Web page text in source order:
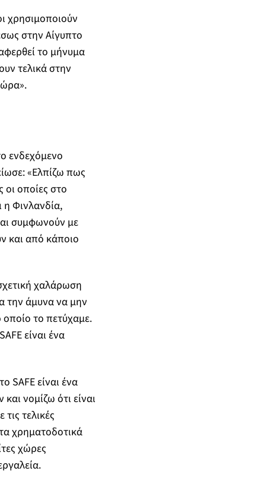
χρησιμοποιούν
στην Αίγυπτο
το μήνυμα
τελικά στην
ενδεχόμενο
«Ελπίζω πως
οι οποίες στο
Φινλανδία,
συμφωνούν με
και από κάποιο
χαλάρωση
την άμυνα να μην
οποίο το πετύχαμε.
είναι ένα
SAFE είναι ένα
νομίζω ότι είναι
τελικές
χρηματοδοτικά
χώρες